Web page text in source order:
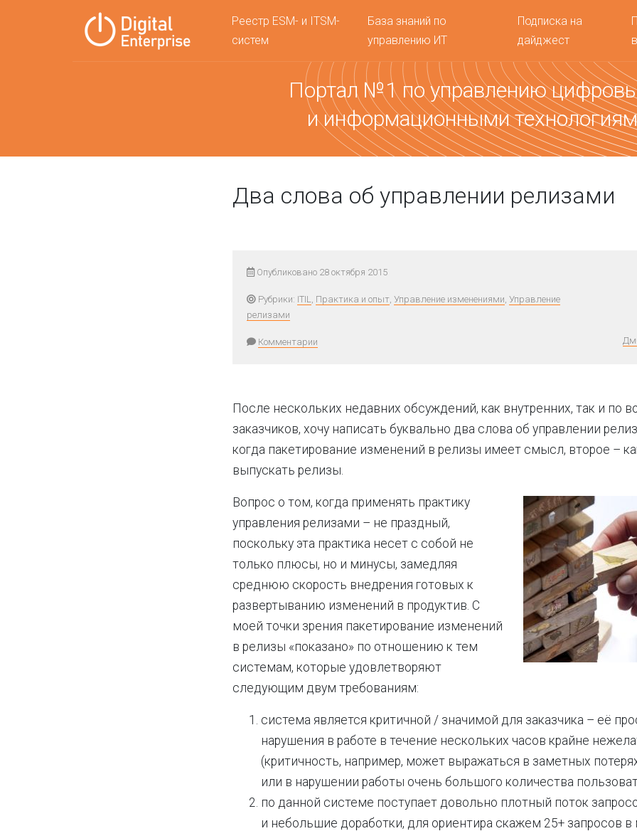
Реестр ESM- и ITSM-
систем
База знаний по
управлению ИТ
Подписка на
дайджест
Портал №1 по управлению
и информационными
Два слова об управлении релизами
Опубликовано 28 октября 2015
Рубрики: ITIL, Практика и опыт, Управление изменениями, Управление
релизами
Комментарии
После нескольких недавних обсуждений, как внутренних, так и по
заказчиков, хочу написать буквально два слова об управлении
когда пакетирование изменений в релизы имеет смысл, второе –
выпускать релизы.
Вопрос о том, когда применять практику
управления релизами – не праздный,
поскольку эта практика несет с собой не
только плюсы, но и минусы, замедляя
среднюю скорость внедрения готовых к
развертыванию изменений в продуктив. С
моей точки зрения пакетирование изменений
в релизы «показано» по отношению к тем
системам, которые удовлетворяют
следующим двум требованиям:
система является критичной / значимой для заказчика – её
нарушения в работе в течение нескольких часов крайне
(критичность, например, может выражаться в заметных
или в нарушении работы очень большого количества
по данной системе поступает довольно плотный поток
и небольшие доработки, для ориентира скажем 25+ запросов в